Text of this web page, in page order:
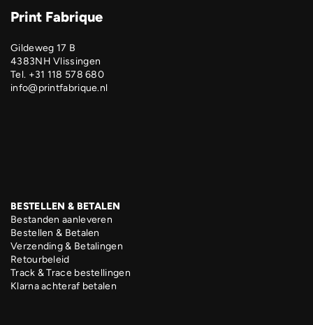
Print Fabrique
Gildeweg 17 B
4383NH Vlissingen
Tel. +31 118 578 680
info@printfabrique.nl
BESTELLEN & BETALEN
Bestanden aanleveren
Bestellen & Betalen
Verzending & Betalingen
Retourbeleid
Track & Trace bestellingen
Klarna achteraf betalen